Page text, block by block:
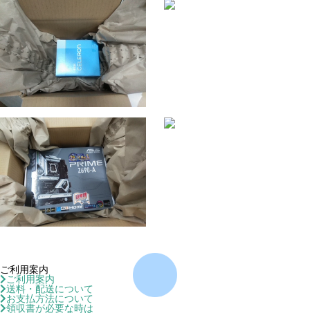
ご利用案内
ご利用案内
送料・配送について
お支払方法について
領収書が必要な時は